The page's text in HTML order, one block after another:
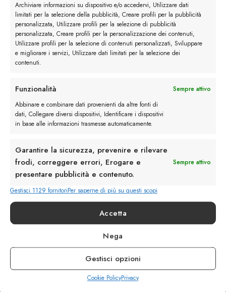
Archiviare informazioni su dispositivo e/o accedervi, Utilizzare dati
limitati per la selezione della pubblicità, Creare profili per la pubblicità
personalizzata, Utilizzare profili per la selezione di pubblicità
personalizzata, Creare profili per la personalizzazione dei contenuti,
Utilizzare profili per la selezione di contenuti personalizzati, Sviluppare
e migliorare i servizi, Utilizzare dati limitati per la selezione dei
contenuti.
Funzionalità
Sempre attivo
Abbinare e combinare dati provenienti da altre fonti di
dati, Collegare diversi dispositivi, Identificare i dispositivi
in base alle informazioni trasmesse automaticamente.
Garantire la sicurezza, prevenire e rilevare
frodi, correggere errori, Erogare e
presentare pubblicità e contenuto.
Sempre attivo
Gestisci 1129 fornitoriPer saperne di più su questi scopi
Accetta
Nega
Gestisci opzioni
Cookie PolicyPrivacy
Servizio Clienti
info@calzaturebelfiore.com
MI 20145 • Milano
Via Belfiore 9
Termini e Condizioni
Resi e Rimborsi
Spedizioni
Privacy